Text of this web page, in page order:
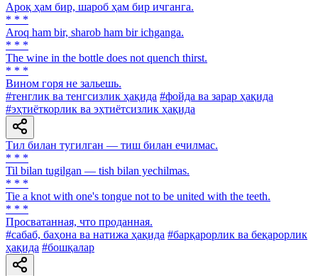
Ароқ ҳам бир, шароб ҳам бир ичганга.
* * *
Aroq ham bir, sharob ham bir ichganga.
* * *
The wine in the bottle does not quench thirst.
* * *
Вином горя не зальешь.
#тенглик ва тенгсизлик ҳақида #фойда ва зарар ҳақида
#эҳтиёткорлик ва эҳтиётсизлик ҳақида
Тил билан тугилган — тиш билан ечилмас.
* * *
Til bilan tugilgan — tish bilan yechilmas.
* * *
Tie a knot with one's tongue not to be united with the teeth.
* * *
Просватанная, что проданная.
#сабаб, баҳона ва натижа ҳақида #барқарорлик ва беқарорлик
ҳақида #бошқалар